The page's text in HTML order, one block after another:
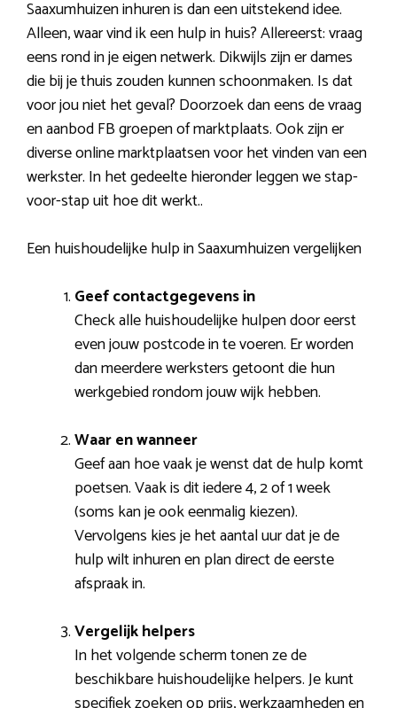
Saaxumhuizen inhuren is dan een uitstekend idee.
Alleen, waar vind ik een hulp in huis? Allereerst: vraag
eens rond in je eigen netwerk. Dikwijls zijn er dames
die bij je thuis zouden kunnen schoonmaken. Is dat
voor jou niet het geval? Doorzoek dan eens de vraag
en aanbod FB groepen of marktplaats. Ook zijn er
diverse online marktplaatsen voor het vinden van een
werkster. In het gedeelte hieronder leggen we stap-
voor-stap uit hoe dit werkt..
Een huishoudelijke hulp in Saaxumhuizen vergelijken
Geef contactgegevens in
Check alle huishoudelijke hulpen door eerst
even jouw postcode in te voeren. Er worden
dan meerdere werksters getoont die hun
werkgebied rondom jouw wijk hebben.
Waar en wanneer
Geef aan hoe vaak je wenst dat de hulp komt
poetsen. Vaak is dit iedere 4, 2 of 1 week
(soms kan je ook eenmalig kiezen).
Vervolgens kies je het aantal uur dat je de
hulp wilt inhuren en plan direct de eerste
afspraak in.
Vergelijk helpers
In het volgende scherm tonen ze de
beschikbare huishoudelijke helpers. Je kunt